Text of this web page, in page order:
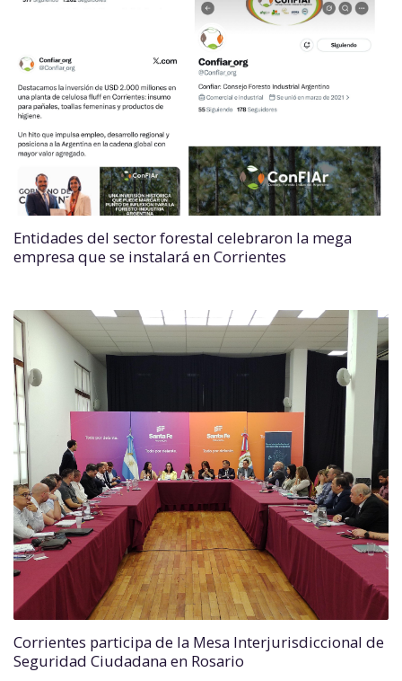
Entidades del sector forestal celebraron la mega
empresa que se instalará en Corrientes
Corrientes participa de la Mesa Interjurisdiccional de
Seguridad Ciudadana en Rosario